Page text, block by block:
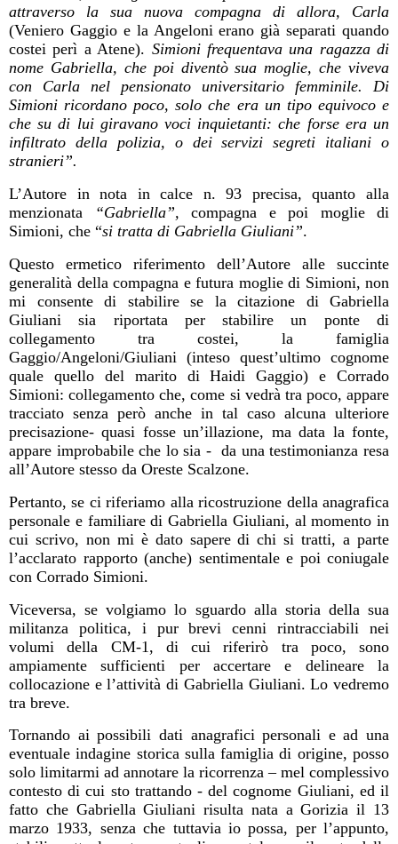
attraverso la sua nuova compagna di allora, Carla
(Veniero Gaggio e la Angeloni erano già separati quando
costei perì a Atene). Simioni frequentava una ragazza di
nome Gabriella, che poi diventò sua moglie, che viveva
con Carla nel pensionato universitario femminile. Di
Simioni ricordano poco, solo che era un tipo equivoco e
che su di lui giravano voci inquietanti: che forse era un
infiltrato della polizia, o dei servizi segreti italiani o
stranieri”.
L’Autore in nota in calce n. 93 precisa, quanto alla
menzionata
“Gabriella”, compagna e poi moglie di
Simioni, che “si tratta di Gabriella Giuliani”.
Questo ermetico riferimento dell’Autore alle succinte
generalità della compagna e futura moglie di Simioni, non
mi consente di stabilire se la citazione di Gabriella
Giuliani sia riportata per stabilire un ponte di
collegamento tra costei, la famiglia
Gaggio/Angeloni/Giuliani (inteso quest’ultimo cognome
quale quello del marito di Haidi Gaggio) e Corrado
Simioni: collegamento che, come si vedrà tra poco, appare
tracciato senza però anche in tal caso alcuna ulteriore
precisazione- quasi fosse un’illazione, ma data la fonte,
appare improbabile che lo sia - da una testimonianza resa
all’Autore stesso da Oreste Scalzone.
Pertanto, se ci riferiamo alla ricostruzione della anagrafica
personale e familiare di Gabriella Giuliani, al momento in
cui scrivo, non mi è dato sapere di chi si tratti, a parte
l’acclarato rapporto (anche) sentimentale e poi coniugale
con Corrado Simioni.
Viceversa, se volgiamo lo sguardo alla storia della sua
militanza politica, i pur brevi cenni rintracciabili nei
volumi della CM-1, di cui riferirò tra poco, sono
ampiamente sufficienti per accertare e delineare la
collocazione e l’attività di Gabriella Giuliani. Lo vedremo
tra breve.
Tornando ai possibili dati anagrafici personali e ad una
eventuale indagine storica sulla famiglia di origine, posso
solo limitarmi ad annotare la ricorrenza – mel complessivo
contesto di cui sto trattando - del cognome Giuliani, ed il
fatto che Gabriella Giuliani risulta nata a Gorizia il 13
marzo 1933, senza che tuttavia io possa, per l’appunto,